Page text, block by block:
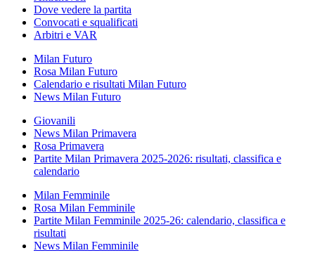
Dove vedere la partita
Convocati e squalificati
Arbitri e VAR
Milan Futuro
Rosa Milan Futuro
Calendario e risultati Milan Futuro
News Milan Futuro
Giovanili
News Milan Primavera
Rosa Primavera
Partite Milan Primavera 2025-2026: risultati, classifica e
calendario
Milan Femminile
Rosa Milan Femminile
Partite Milan Femminile 2025-26: calendario, classifica e
risultati
News Milan Femminile